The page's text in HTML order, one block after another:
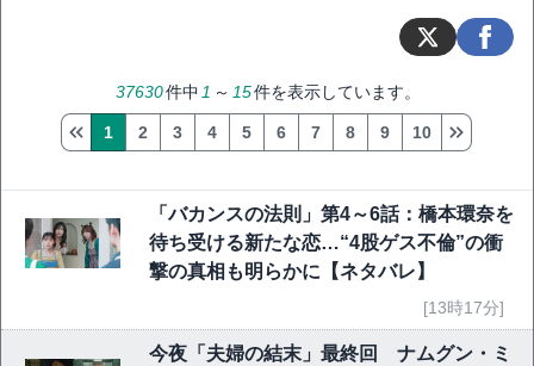
37630件中 1 ～ 15件を表示しています。
1 2 3 4 5 6 7 8 9 10
「バカンスの法則」第4～6話：橋本環奈を
待ち受ける新たな恋…“4股ゲス不倫”の衝
撃の真相も明らかに【ネタバレ】
[13時17分]
今夜「夫婦の結末」最終回 ナムグン・ミ